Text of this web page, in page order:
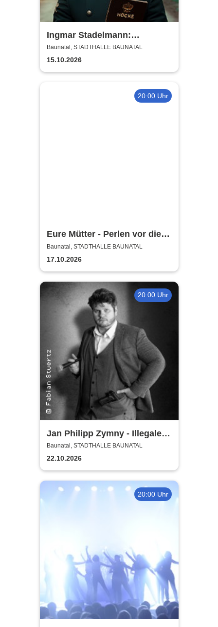
Ingmar Stadelmann:
Stadelmann liest Höcke - ein
satirischer Diskurs
Baunatal, STADTHALLE BAUNATAL
15.10.2026
20:00 Uhr
Eure Mütter - Perlen vor die
Säue - Das Best Of zum
Jubiläum
Baunatal, STADTHALLE BAUNATAL
17.10.2026
20:00 Uhr
Jan Philipp Zymny - Illegale
Straßentherapie
Baunatal, STADTHALLE BAUNATAL
22.10.2026
20:00 Uhr